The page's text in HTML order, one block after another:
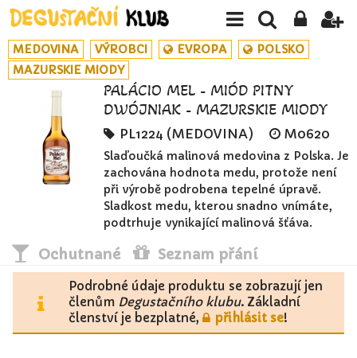
MEDOVINA VÝROBCI EVROPA
POLSKO
MAZURSKIE MIODY
PALÁCIO MEL - MIÓD PITNY
DWÓJNIAK - MAZURSKIE MIODY
PL1224 (MEDOVINA) M0620
Slaďoučká malinová medovina z Polska. Je
zachována hodnota medu, protože není
při výrobě podrobena tepelné úpravě.
Sladkost medu, kterou snadno vnímáte,
podtrhuje vynikající malinová šťáva.
Ochutnané Seznam přání
Podrobné údaje produktu se zobrazují jen
členům Degustačního klubu. Základní
členství je bezplatné,
přihlásit se!